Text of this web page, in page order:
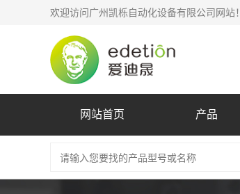
欢迎访问广州凯栎自动化设备有限公司网站！
网站首页 产品